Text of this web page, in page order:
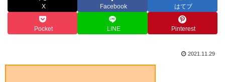
X Facebook はてブ
Pocket LINE Pinterest
2021.11.29